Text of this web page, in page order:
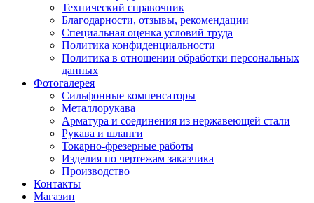
Технический справочник
Благодарности, отзывы, рекомендации
Специальная оценка условий труда
Политика конфиденциальности
Политика в отношении обработки персональных
данных
Фотогалерея
Сильфонные компенсаторы
Металлорукава
Арматура и соединения из нержавеющей стали
Рукава и шланги
Токарно-фрезерные работы
Изделия по чертежам заказчика
Производство
Контакты
Магазин